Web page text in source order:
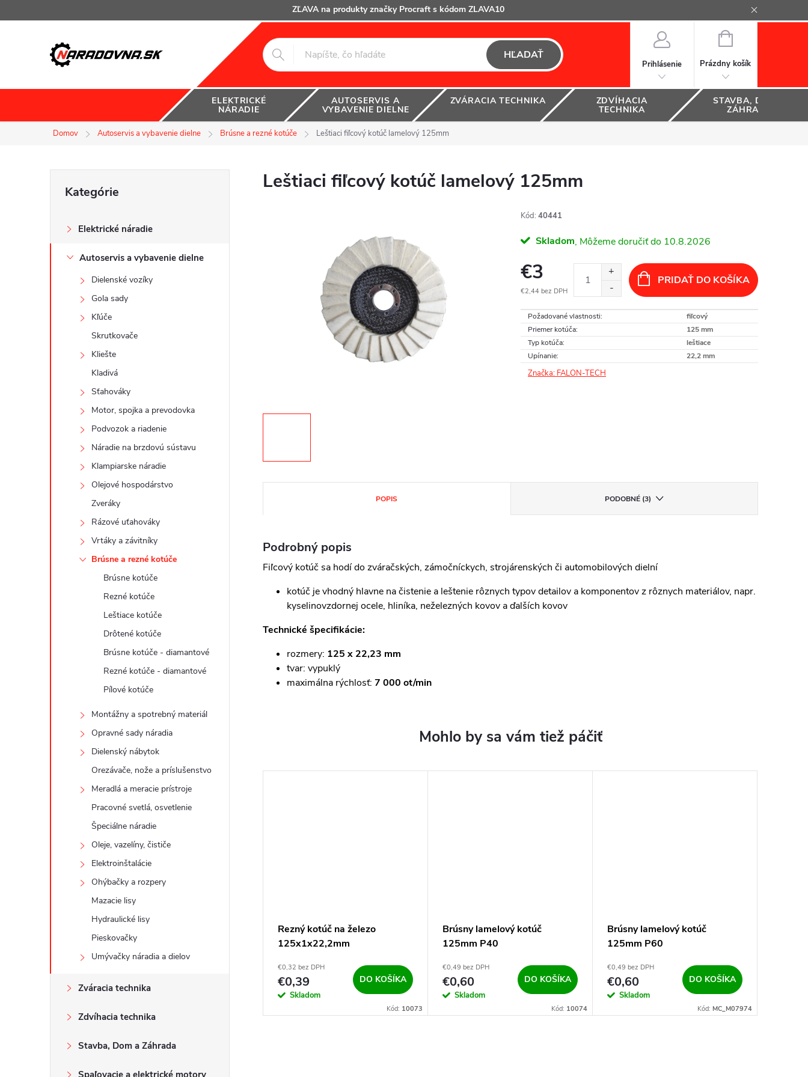
na
ZĽAVA na produkty značky Procraft s kódom ZLAVA10
HĽADAŤ
Prihlásenie
NÁKUPNÝ
Prázdny košík
ELEKTRICKÉ
NÁRADIE
AUTOSERVIS A
VYBAVENIE DIELNE
ZVÁRACIA TECHNIKA ZDVÍHACIA
TECHNIKA
STAVBA, DOM A
ZÁHRADA
Domov Autoservis a vybavenie dielne Brúsne a rezné kotúče Leštiaci fiľcový kotúč lamelový 125mm
č
kategórie
Kategórie
Elektrické náradie
Autoservis a vybavenie dielne
Dielenské vozíky
Gola sady
Kľúče
Skrutkovače
Kliešte
Kladivá
Sťahováky
Motor, spojka a prevodovka
Podvozok a riadenie
Náradie na brzdovú sústavu
Klampiarske náradie
Olejové hospodárstvo
Zveráky
Rázové uťahováky
Vrtáky a závitníky
Brúsne a rezné kotúče
Brúsne kotúče
Rezné kotúče
Leštiace kotúče
Drôtené kotúče
Brúsne kotúče - diamantové
Rezné kotúče - diamantové
Pílové kotúče
Montážny a spotrebný materiál
Opravné sady náradia
Dielenský nábytok
Orezávače, nože a príslušenstvo
Meradlá a meracie prístroje
Pracovné svetlá, osvetlenie
Špeciálne náradie
Oleje, vazelíny, čističe
Elektroinštalácie
Ohýbačky a rozpery
Mazacie lisy
Hydraulické lisy
Pieskovačky
Umývačky náradia a dielov
Zváracia technika
Zdvíhacia technika
Stavba, Dom a Záhrada
Spaľovacie a elektrické motory
Leštiaci fiľcový kotúč lamelový 125mm
Kód: 40441
Skladom 10.8.2026
€3
€2,44 bez DPH
cena:
PRIDAŤ DO KOŠÍKA
Požadované vlastnosti:
fiľcový
Priemer kotúča:
125 mm
Typ kotúča:
leštiace
Upínanie: 22,2 mm
Značka: FALON-TECH
POPIS PODOBNÉ (3)
Podrobný popis
Fiľcový kotúč sa hodí do zváračských, zámočníckych, strojárenských či automobilových dielní
kotúč je vhodný hlavne na čistenie a leštenie rôznych typov detailov a komponentov z rôznych materiálov, napr.
kyselinovzdornej ocele, hliníka, neželezných kovov a ďalších kovov
Technické špecifikácie:
rozmery: 125 x 22,23 mm
tvar: vypuklý
maximálna rýchlosť: 7 000 ot/min
Rezný kotúč na železo
125x1x22,2mm
€0,32 bez DPH
€0,39
Skladom
DO KOŠÍKA
Kód: 10073
Brúsny lamelový kotúč
125mm P40
€0,49 bez DPH
€0,60
Skladom
DO KOŠÍKA
Kód: 10074
Brúsny lamelový kotúč
125mm P60
€0,49 bez DPH
€0,60
Skladom
DO KOŠÍKA
Kód: MC_M07974